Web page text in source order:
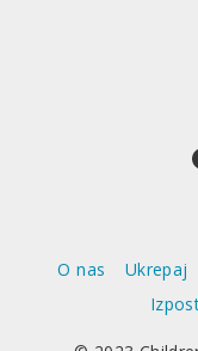
O nas Ukrepaj